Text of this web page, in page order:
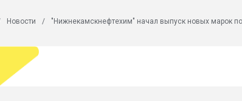
довольна
выдува ПЭТ
пуансона для
Новости "Нижнекамскнефтехим" начал выпуск новых марок